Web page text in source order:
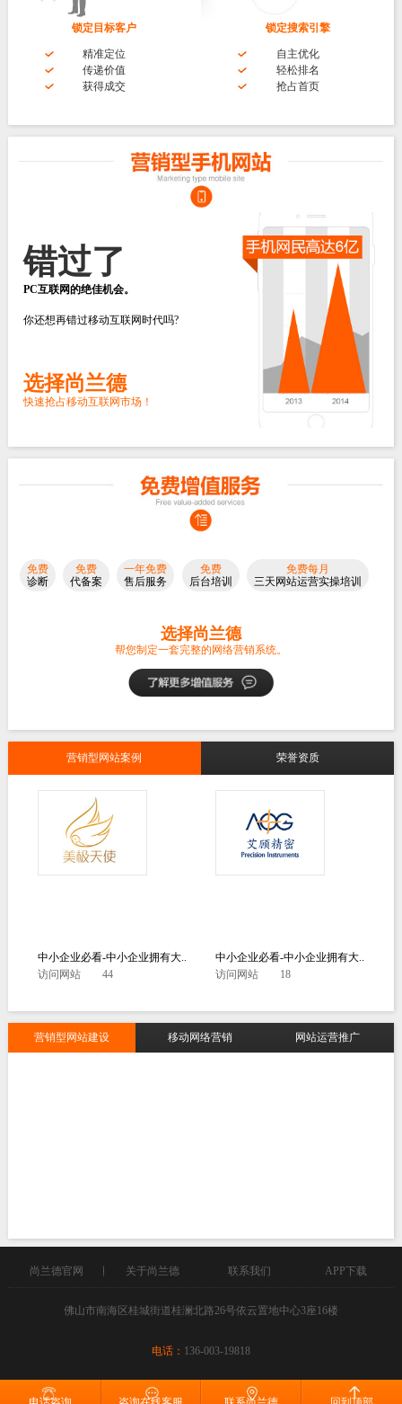
锁定目标客户
精准定位
传递价值
获得成交
锁定搜索引擎
自主优化
轻松排名
抢占首页
错过了
PC互联网的绝佳机会。
你还想再错过移动互联网时代吗?
选择尚兰德
快速抢占移动互联网市场！
免费
诊断
免费
代备案
一年免费
售后服务
免费
后台培训
免费每月
三天网站运营实操培训
选择尚兰德
帮您制定一套完整的网络营销系统。
营销型网站案例 荣誉资质
中小企业必看-中小企业拥有大..
访问网站
44
中小企业必看-中小企业拥有大..
访问网站
18
营销型网站建设 移动网络营销 网站运营推广
尚兰德官网 关于尚兰德 联系我们 APP下载
佛山市南海区桂城街道桂澜北路26号依云置地中心3座16楼
电话： 136-003-19818
Copyright © 2016 尚兰德, All Rights Reserved